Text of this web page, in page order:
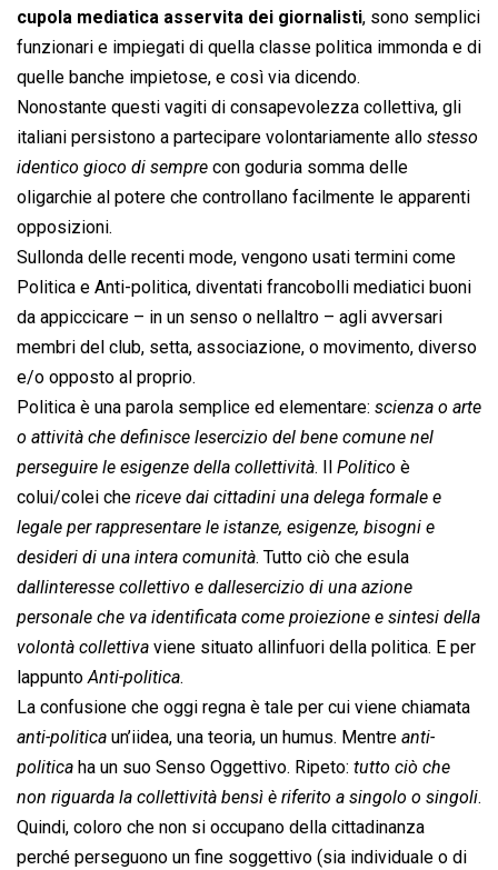
cupola mediatica asservita dei giornalisti, sono semplici
funzionari e impiegati di quella classe politica immonda e di
quelle banche impietose, e così via dicendo.
Nonostante questi vagiti di consapevolezza collettiva, gli
italiani persistono a partecipare volontariamente allo  stesso
identico gioco di sempre  con goduria somma delle
oligarchie al potere che controllano facilmente le apparenti
opposizioni.
Sullonda delle recenti mode, vengono usati termini come
Politica e Anti-politica, diventati francobolli mediatici buoni
da appiccicare – in un senso o nellaltro – agli avversari
membri del club, setta, associazione, o movimento, diverso
e/o opposto al proprio.
Politica è una parola semplice ed elementare:  scienza o arte
o attività che definisce lesercizio del bene comune nel
perseguire le esigenze della collettività. Il  Politico  è
colui/colei che  riceve dai cittadini una delega formale e
legale per rappresentare le istanze, esigenze, bisogni e
desideri di una intera comunità. Tutto ciò che esula
dallinteresse collettivo e dallesercizio di una azione
personale che va identificata come proiezione e sintesi della
volontà collettiva  viene situato allinfuori della politica. E per
lappunto Anti-politica.
La confusione che oggi regna è tale per cui viene chiamata
anti-politica  un’iidea, una teoria, un humus. Mentre  anti-
politica  ha un suo Senso Oggettivo. Ripeto:  tutto ciò che
non riguarda la collettività bensì è riferito a singolo o singoli.
Quindi, coloro che non si occupano della cittadinanza
perché perseguono un fine soggettivo (sia individuale o di